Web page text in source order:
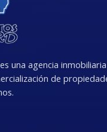
una agencia inmobiliaria
de